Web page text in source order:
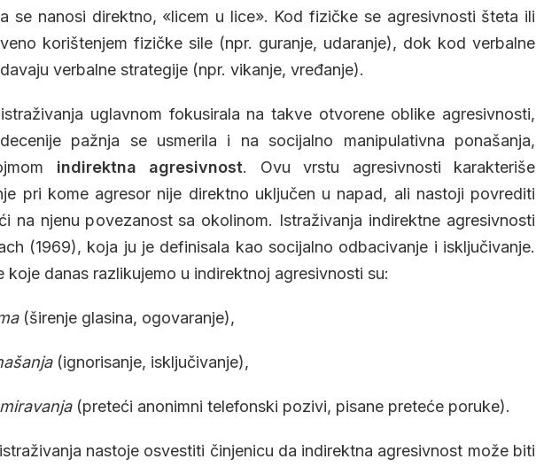
se nanosi direktno, «licem u lice». Kod fizičke se agresivnosti šteta ili
korištenjem fizičke sile (npr. guranje, udaranje), dok kod verbalne
verbalne strategije (npr. vikanje, vređanje).
uglavnom fokusirala na takve otvorene oblike agresivnosti,
pažnja se usmerila i na socijalno manipulativna ponašanja,
indirektna agresivnost. Ovu vrstu agresivnosti karakteriše
pri kome agresor nije direktno uključen u napad, ali nastoji povrediti
na njenu povezanost sa okolinom. Istraživanja indirektne agresivnosti
(1969), koja ju je definisala kao socijalno odbacivanje i isključivanje.
koje danas razlikujemo u indirektnoj agresivnosti su:
(širenje glasina, ogovaranje),
(ignorisanje, isključivanje),
(preteći anonimni telefonski pozivi, pisane preteće poruke).
nastoje osvestiti činjenicu da indirektna agresivnost može biti